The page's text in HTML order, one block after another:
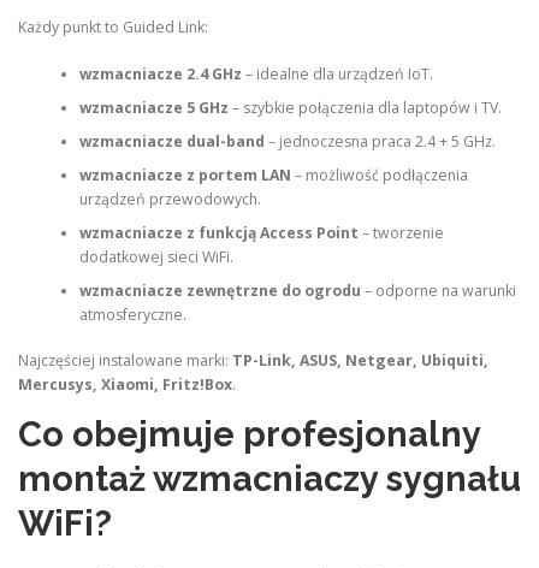
Każdy punkt to Guided Link:
wzmacniacze 2.4 GHz – idealne dla urządzeń IoT.
wzmacniacze 5 GHz – szybkie połączenia dla laptopów i TV.
wzmacniacze dual-band – jednoczesna praca 2.4 + 5 GHz.
wzmacniacze z portem LAN – możliwość podłączenia
urządzeń przewodowych.
wzmacniacze z funkcją Access Point – tworzenie
dodatkowej sieci WiFi.
wzmacniacze zewnętrzne do ogrodu – odporne na warunki
atmosferyczne.
Najczęściej instalowane marki: TP-Link, ASUS, Netgear, Ubiquiti,
Mercusys, Xiaomi, Fritz!Box.
Co obejmuje profesjonalny
montaż wzmacniaczy sygnału
WiFi?